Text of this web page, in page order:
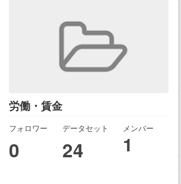
労働・賃金
フォロワー
0
データセット
24
メンバー
1